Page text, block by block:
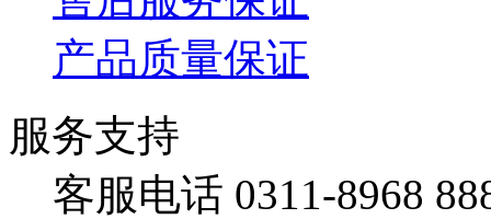
产品质量保证
服务支持
客服电话 0311-8968